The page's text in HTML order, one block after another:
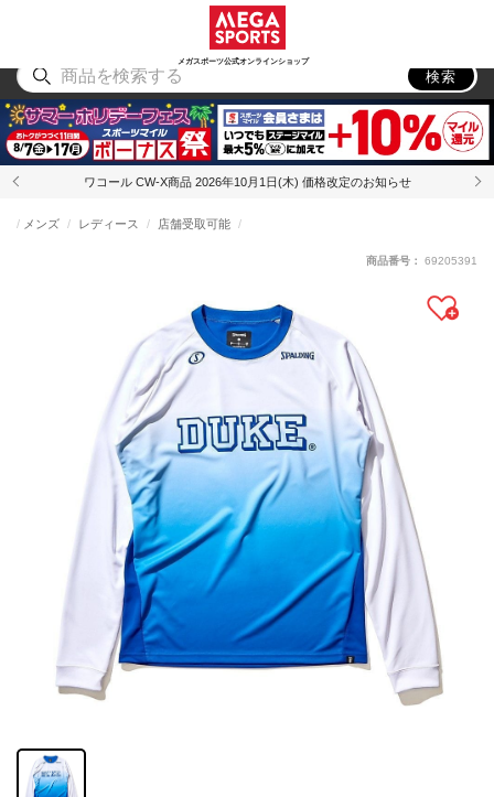
メガスポーツ公式オンラインショップ
アウトドア
検索
ワコール CW-X商品 2026年10月1日(木) 価格改定のお知らせ
メンズ レディース 店舗受取可能
商品番号： 69205391